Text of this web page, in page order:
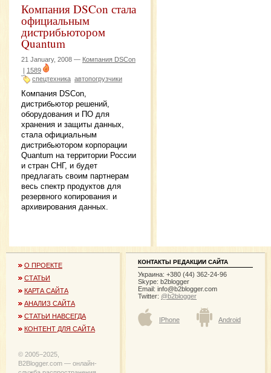
Компания DSCon стала
официальным
дистрибьютором
Quantum
21 January, 2008 — Компания DSCon
1589
спецтехника автопогрузчики
Компания DSCon,
дистрибьютор решений,
оборудования и ПО для
хранения и защиты данных,
стала официальным
дистрибьютором корпорации
Quantum на территории России
и стран СНГ, и будет
предлагать своим партнерам
весь спектр продуктов для
резервного копирования и
архивирования данных.
О ПРОЕКТЕ
СТАТЬИ
КАРТА САЙТА
АНАЛИЗ САЙТА
СТАТЬИ НАВСЕГДА
КОНТЕНТ ДЛЯ САЙТА
© 2005−2025,
B2Blogger.com — онлайн-
КОНТАКТЫ РЕДАКЦИИ САЙТА
Украина: +380 (44) 362-24-96
Skype: b2blogger
Email: info@b2blogger.com
Twitter: @b2blogger
IPhone Android